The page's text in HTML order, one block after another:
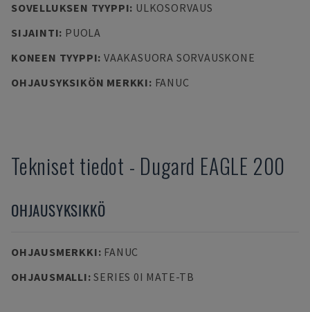
SOVELLUKSEN TYYPPI: ULKOSORVAUS
SIJAINTI: PUOLA
KONEEN TYYPPI: VAAKASUORA SORVAUSKONE
OHJAUSYKSIKÖN MERKKI: FANUC
Tekniset tiedot - Dugard EAGLE 200
OHJAUSYKSIKKÖ
OHJAUSMERKKI: FANUC
OHJAUSMALLI:SERIES 0I MATE-TB